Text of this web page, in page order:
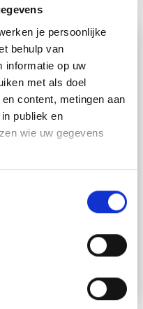
je persoonlijke
behulp van
informatie op uw
met als doel
content, metingen aan
publiek en
wie uw gegevens
geografische locatie,
het actief te scannen
(fingerprinting)
het
detailgedeelte in.
geperf.